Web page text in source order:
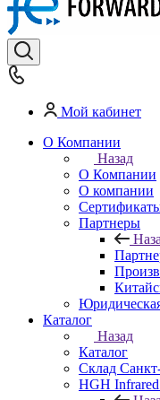
Мой кабинет
О Компании
Назад
О Компании
О компании
Партнеры
Каталог
Назад
Каталог
Cклад
HGH Infrared